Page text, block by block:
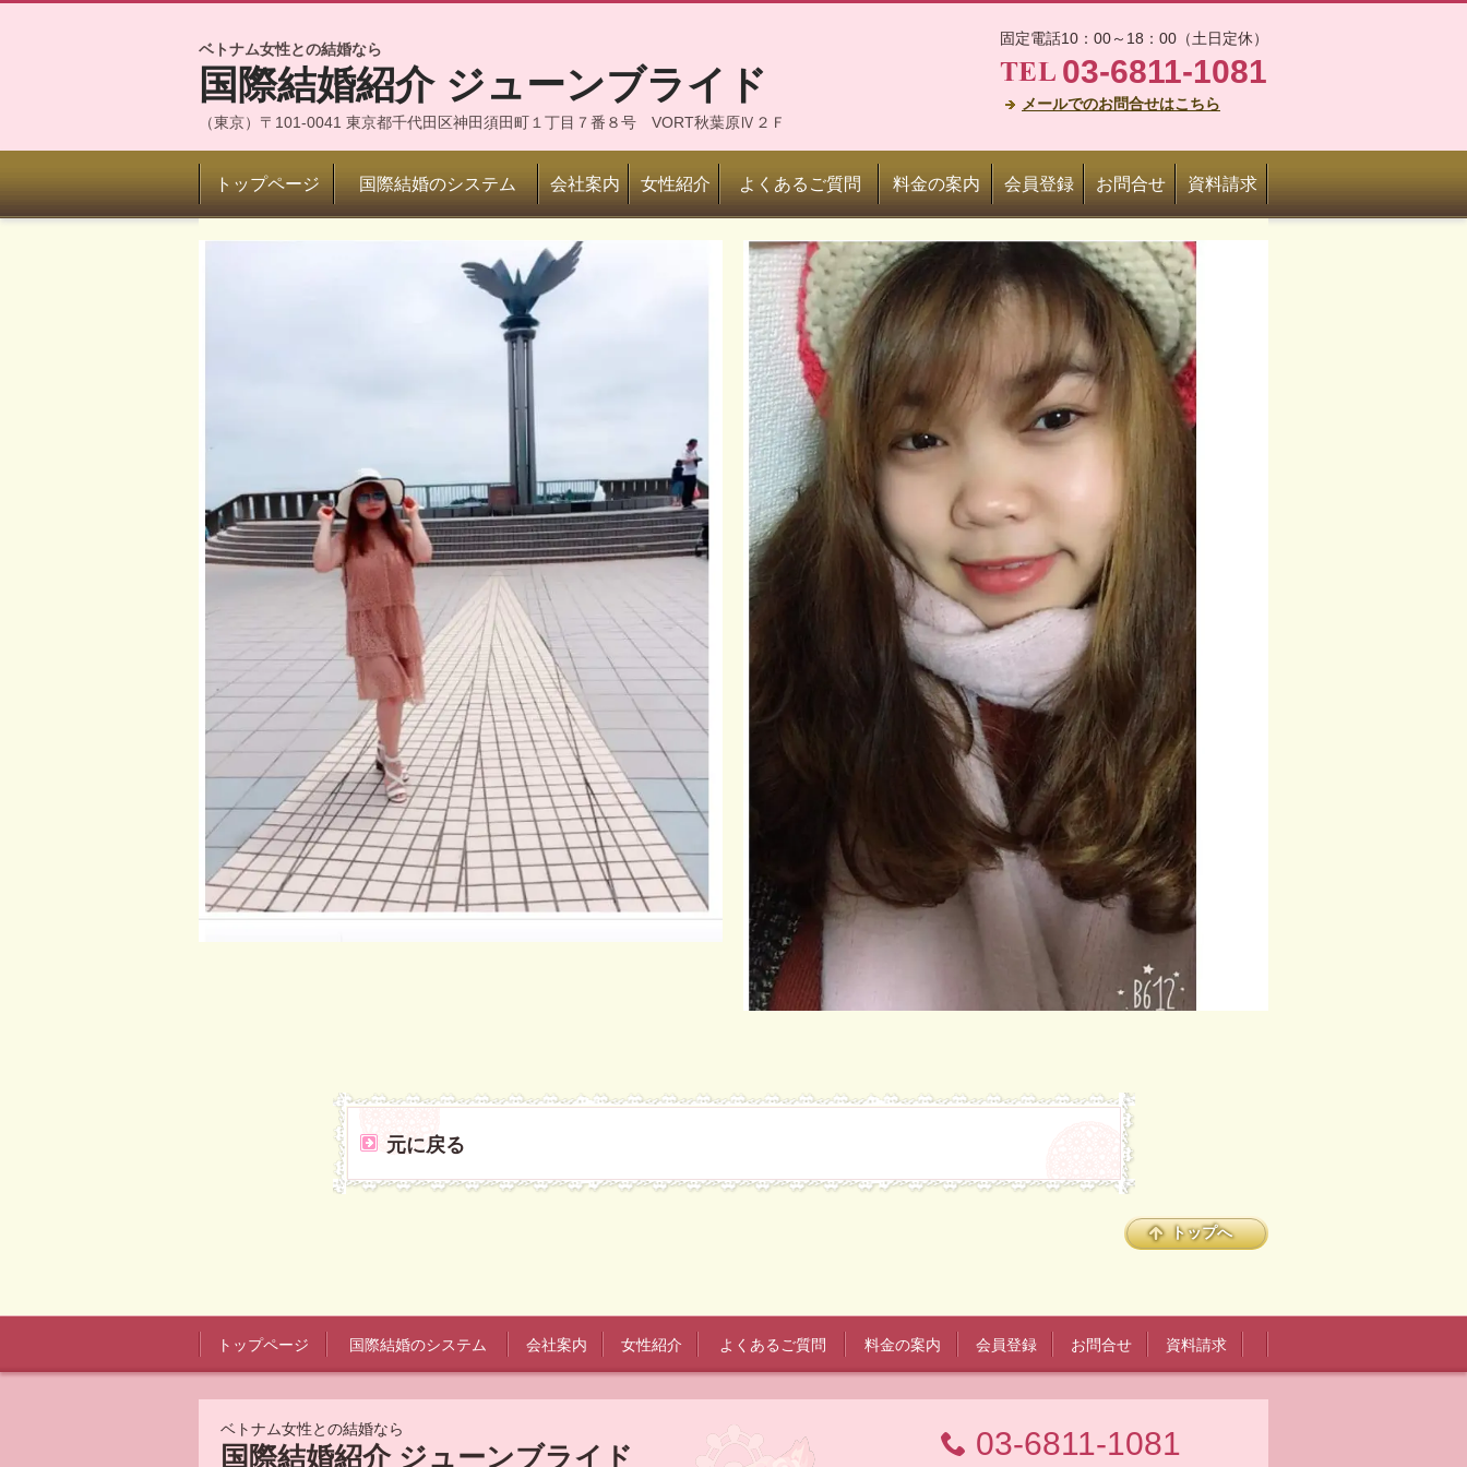
ベトナム女性との結婚なら
国際結婚紹介 ジューンブライド
（東京）〒101-0041 東京都千代田区神田須田町１丁目７番８号 VORT秋葉原Ⅳ２Ｆ
固定電話10：00～18：00（土日定休）
03-6811-1081
メールでのお問合せはこちら
トップページ 国際結婚のシステム 会社案内 女性紹介 よくあるご質問 料金の案内 会員登録 お問合せ 資料請求
元に戻る
トップへ
トップページ 国際結婚のシステム 会社案内 女性紹介 よくあるご質問 料金の案内 会員登録 お問合せ 資料請求
ベトナム女性との結婚なら
国際結婚紹介 ジューンブライド 03-6811-1081